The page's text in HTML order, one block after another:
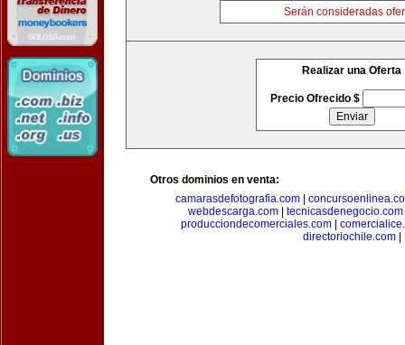
Serán consideradas
Realizar una Oferta
Precio Ofrecido $
Otros dominios en venta:
camarasdefotografia.com|
webdescarga.com| tecnicasdenegocio.com
producciondecomerciales.com|
directoriochile.com|